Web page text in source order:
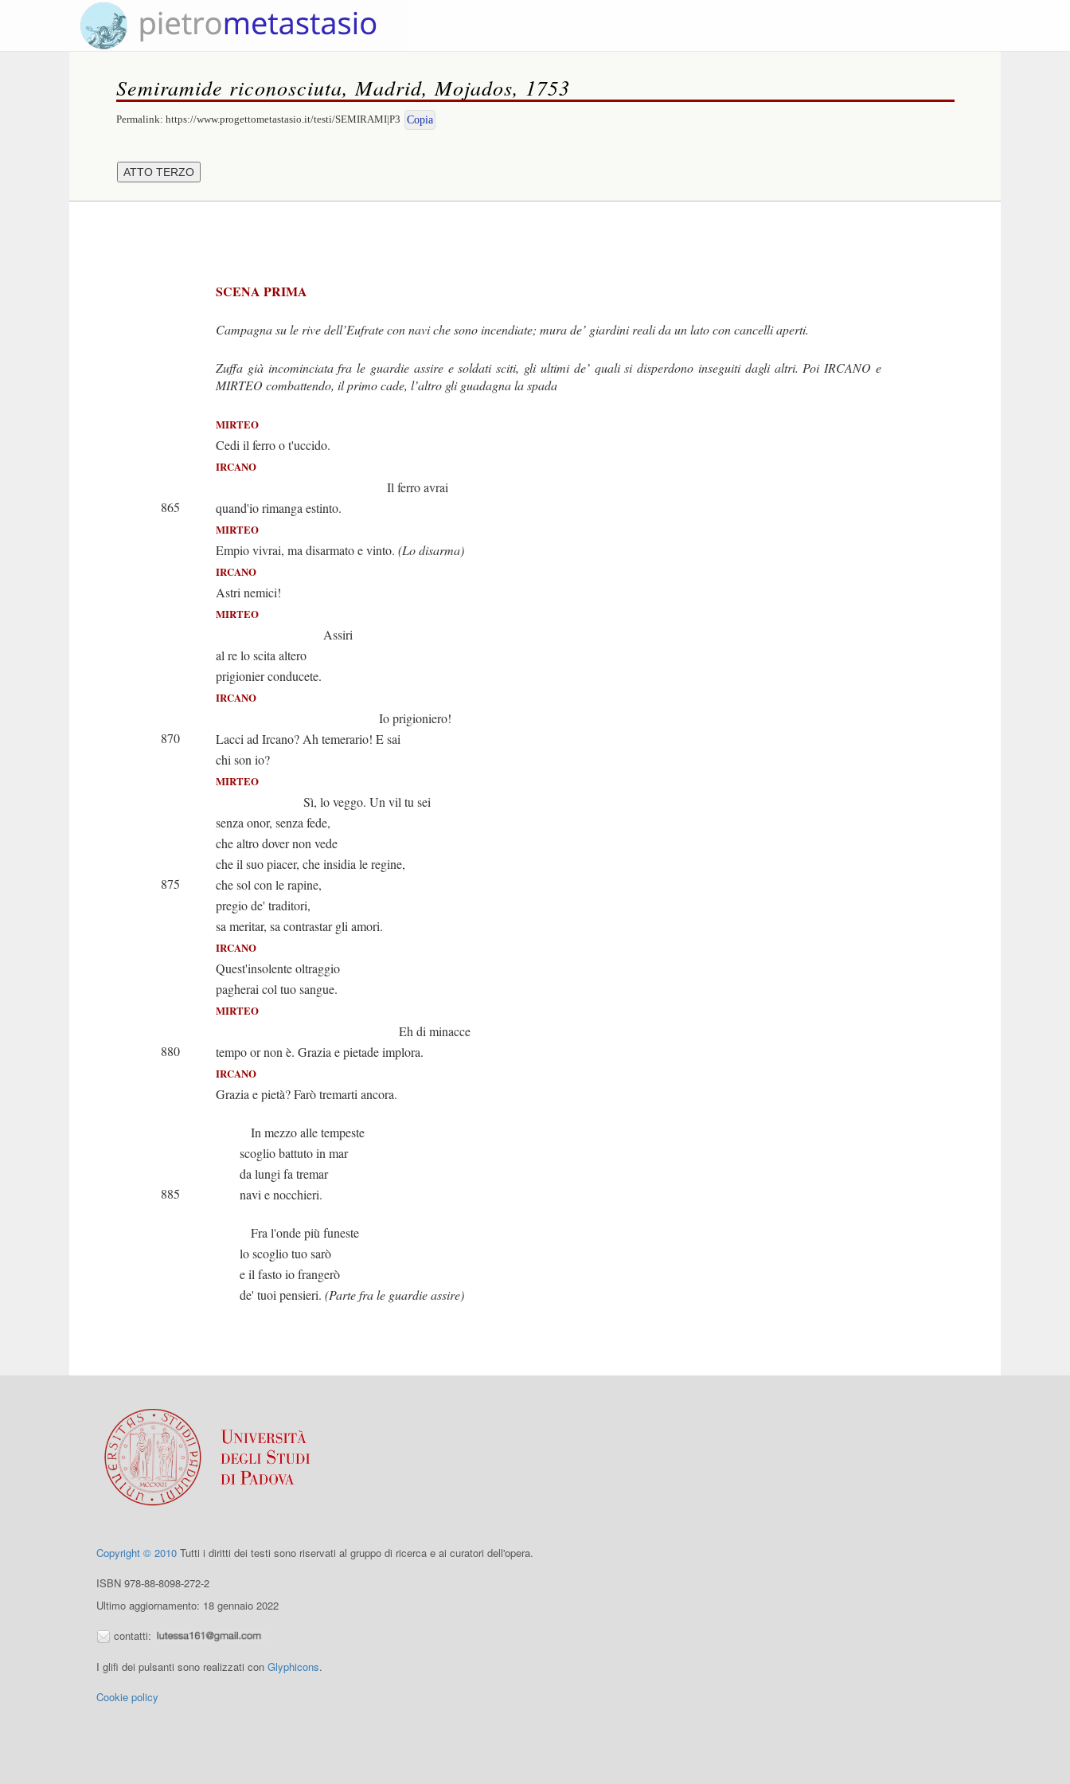
Semiramide riconosciuta, Madrid, Mojados, 1753
Permalink: https://www.progettometastasio.it/testi/SEMIRAMI|P3 Copia
SCENA PRIMA
Campagna su le rive dell’Eufrate con navi che sono incendiate; mura de’ giardini reali da un lato con cancelli aperti.
Zuffa già incominciata fra le guardie assire e soldati sciti, gli ultimi de’ quali si disperdono inseguiti dagli altri. Poi IRCANO e
MIRTEO combattendo, il primo cade, l’altro gli guadagna la spada
MIRTEO
Cedi il ferro o t'uccido.
IRCANO
Il ferro avrai
865
quand'io rimanga estinto.
MIRTEO
Empio vivrai, ma disarmato e vinto. (Lo disarma)
IRCANO
Astri nemici!
MIRTEO
Assiri
al re lo scita altero
prigionier conducete.
IRCANO
Io prigioniero!
870
Lacci ad Ircano? Ah temerario! E sai
chi son io?
MIRTEO
Sì, lo veggo. Un vil tu sei
senza onor, senza fede,
che altro dover non vede
che il suo piacer, che insidia le regine,
875
che sol con le rapine,
pregio de' traditori,
sa meritar, sa contrastar gli amori.
IRCANO
Quest'insolente oltraggio
pagherai col tuo sangue.
MIRTEO
Eh di minacce
880
tempo or non è. Grazia e pietade implora.
IRCANO
Grazia e pietà? Farò tremarti ancora.
In mezzo alle tempeste
scoglio battuto in mar
da lungi fa tremar
885
navi e nocchieri.
Fra l'onde più funeste
lo scoglio tuo sarò
e il fasto io frangerò
de' tuoi pensieri. (Parte fra le guardie assire)
Copyright © 2010 Tutti i diritti dei testi sono riservati al gruppo di ricerca e ai curatori dell'opera.
ISBN 978-88-8098-272-2
Ultimo aggiornamento: 18 gennaio 2022
contatti:
I glifi dei pulsanti sono realizzati con Glyphicons.
Cookie policy